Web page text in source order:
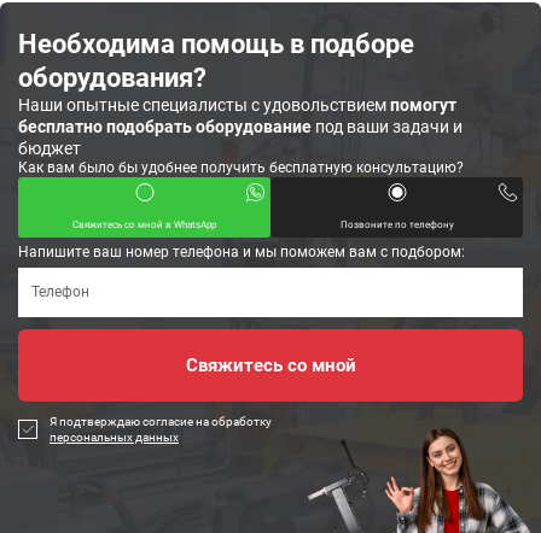
Необходима помощь в подборе
оборудования?
Наши опытные специалисты с удовольствиемпомогут
бесплатно подобрать оборудование под ваши задачи и
бюджет
Как вам было бы удобнее получить бесплатную консультацию?
Свяжитесь со мной в WhatsApp Позвоните по телефону
Напишите ваш номер телефона и мы поможем вам с подбором:
Я подтверждаю согласие на обработку
персональных данных